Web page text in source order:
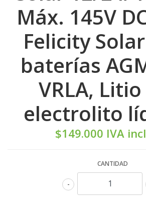
Máx. 145V
Felicity
baterías
VRLA,
electrolito
$149.000 IVA
CANTIDAD
-